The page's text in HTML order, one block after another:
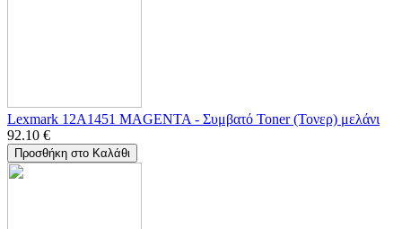
Lexmark 12A1451 MAGENTA - Συμβατό Toner (Τονερ) μελάνι
92.10 €
Προσθήκη στο Καλάθι